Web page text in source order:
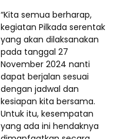
“Kita semua berharap,
kegiatan Pilkada serentak
yang akan dilaksanakan
pada tanggal 27
November 2024 nanti
dapat berjalan sesuai
dengan jadwal dan
kesiapan kita bersama.
Untuk itu, kesempatan
yang ada ini hendaknya